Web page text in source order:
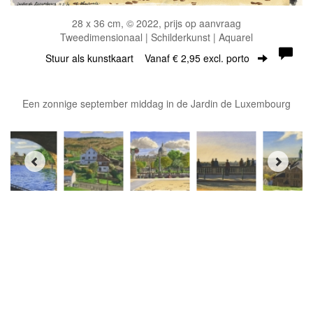
28 x 36 cm, © 2022, prijs op aanvraag
Tweedimensionaal | Schilderkunst | Aquarel
Stuur als kunstkaart Vanaf € 2,95 excl. porto
Een zonnige september middag in de Jardin de Luxembourg